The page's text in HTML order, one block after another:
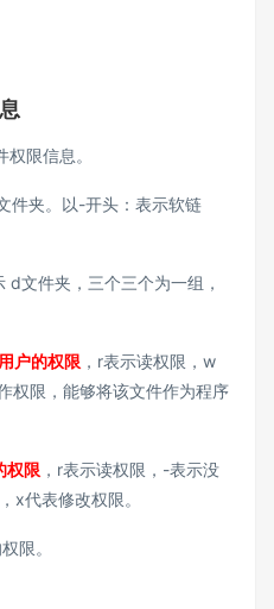
限信息。
件夹。以-开头：表示软链
文件夹，三个三个为一组，
用户的权限 ，r表示读权限，w
权限，能够将该文件作为程序
权限 ，r表示读权限，-表示没
x代表修改权限。
限。